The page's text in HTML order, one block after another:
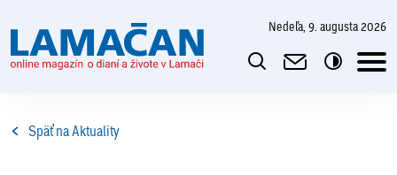
nedeľa, 9. augusta 2026
Späť na Aktuality